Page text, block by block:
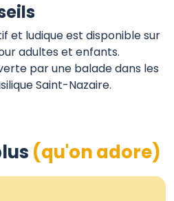
et ludique est disponible sur
adultes et enfants.
par une balade dans les
Saint-Nazaire.
(qu'on adore)